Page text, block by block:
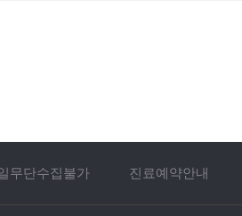
무단수집불가 진료예약안내